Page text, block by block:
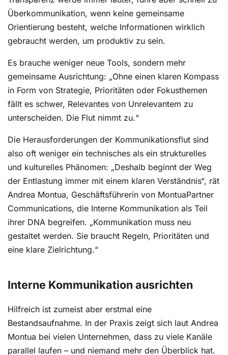
Überkommunikation, wenn keine gemeinsame
Orientierung besteht, welche Informationen wirklich
gebraucht werden, um produktiv zu sein.
Es brauche weniger neue Tools, sondern mehr
gemeinsame Ausrichtung: „Ohne einen klaren Kompass
in Form von Strategie, Prioritäten oder Fokusthemen
fällt es schwer, Relevantes von Unrelevantem zu
unterscheiden. Die Flut nimmt zu.“
Die Herausforderungen der Kommunikationsflut sind
also oft weniger ein technisches als ein strukturelles
und kulturelles Phänomen: „Deshalb beginnt der Weg
der Entlastung immer mit einem klaren Verständnis“, rät
Andrea Montua, Geschäftsführerin von MontuaPartner
Communications, die Interne Kommunikation als Teil
ihrer DNA begreifen. „Kommunikation muss neu
gestaltet werden. Sie braucht Regeln, Prioritäten und
eine klare Zielrichtung.“
Interne Kommunikation ausrichten
Hilfreich ist zumeist aber erstmal eine
Bestandsaufnahme. In der Praxis zeigt sich laut Andrea
Montua bei vielen Unternehmen, dass zu viele Kanäle
parallel laufen – und niemand mehr den Überblick hat.